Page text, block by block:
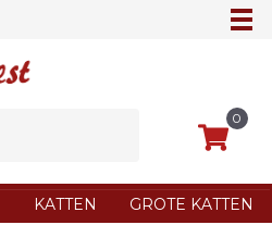
0
KATTEN GROTE KATTEN